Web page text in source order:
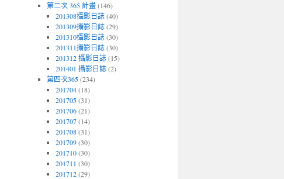
第二次 365 計畫(146)
201308攝影日誌(40)
201309攝影日誌(29)
201310攝影日誌(30)
201311攝影日誌(30)
201312 攝影日誌(15)
201401 攝影日誌(2)
第四次365(234)
201704(18)
201705(31)
201706(21)
201707(14)
201708(31)
201709(30)
201710(30)
201711 (30)
201712(29)